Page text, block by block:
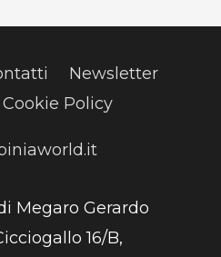
Newsletter
Policy
Megaro Gerardo
16/B,